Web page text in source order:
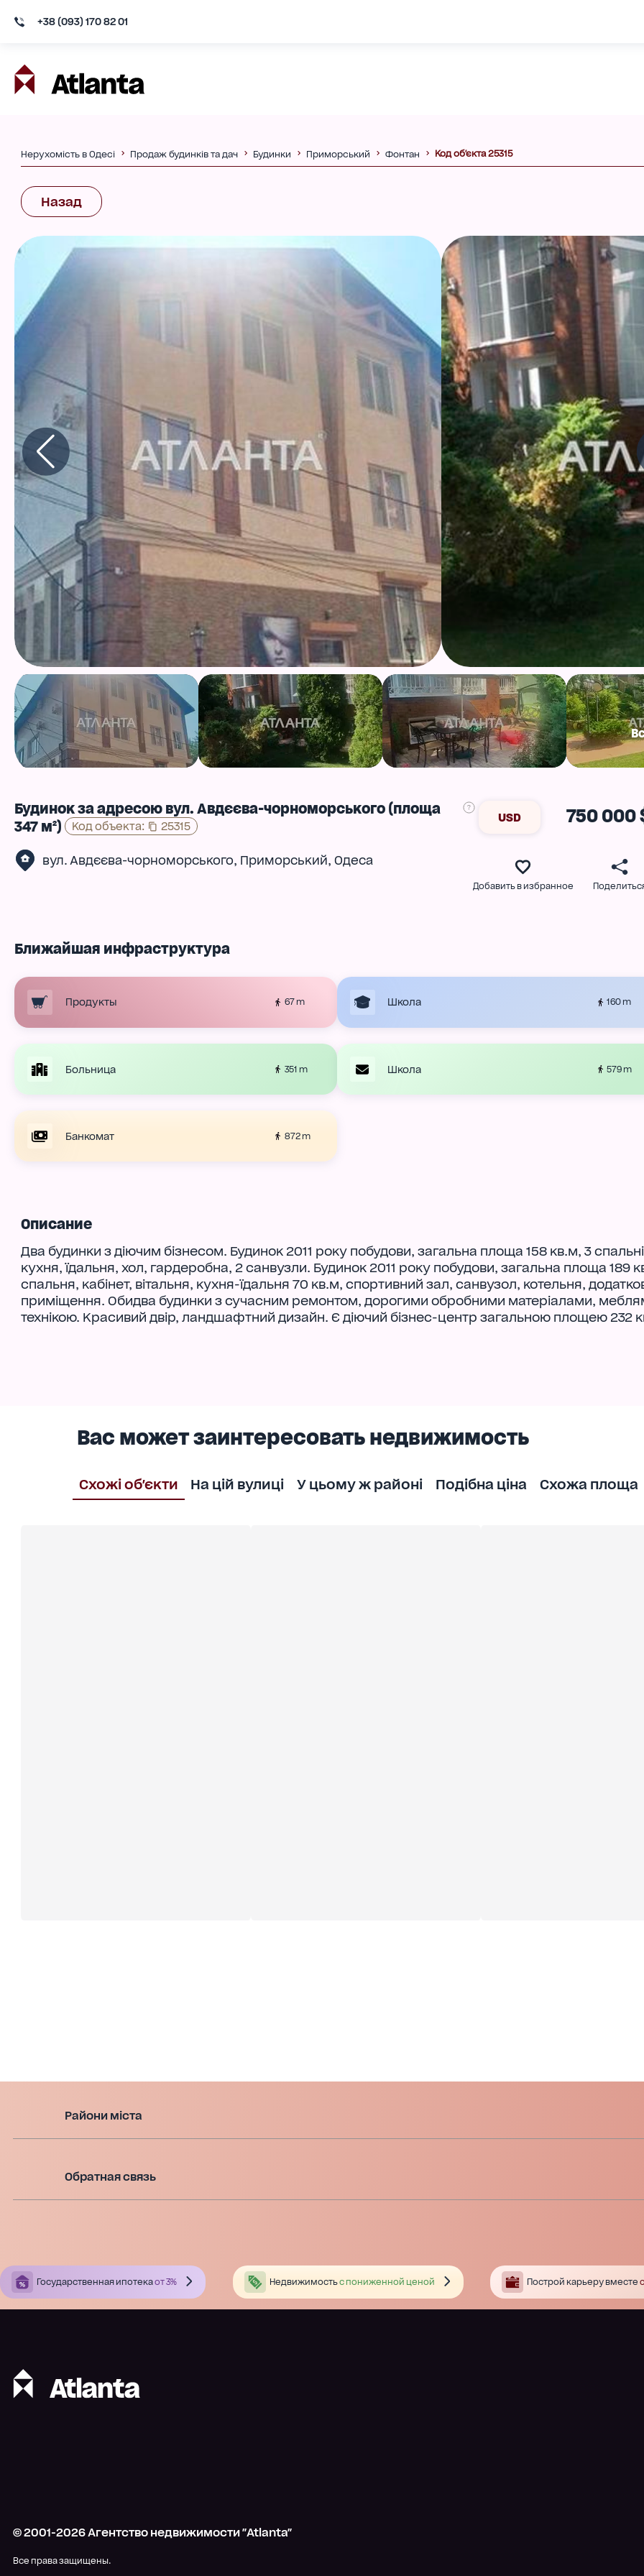
+38 (093) 170 82 01
Нерухомість в Одесі Продаж будинків та дач Будинки Приморський Фонтан Код об'єкта 25315
Назад
Будинок за адресою вул. Авдєєва-чорноморського (площа
347 м²)
Код объекта: 25315
вул. Авдєєва-чорноморського, Приморський, Одеса
USD 750 000
Добавить в избранное
Ближайшая инфраструктура
Продукты 67 m Школа 160 m
Больница 351 m Школа 579 m
Банкомат 872 m
Описание
Два будинки з діючим бізнесом. Будинок 2011 року побудови, загальна площа 158 кв.м, 3
кухня, їдальня, хол, гардеробна, 2 санвузли. Будинок 2011 року побудови, загальна площа 189
спальня, кабінет, вітальня, кухня-їдальня 70 кв.м, спортивний зал, санвузол, котельня,
приміщення. Обидва будинки з сучасним ремонтом, дорогими обробними матеріалами,
технікою. Красивий двір, ландшафтний дизайн. Є діючий бізнес-центр загальною площею 232
Вас может заинтересовать недвижимость
Схожі об'єкти На цій вулиці У цьому ж районі Подібна ціна Схожа площа
Райони міста
Обратная связь
Государственная ипотекаот 3% Недвижимостьс пониженной ценой Построй карьеру вместе
© 2001-2026Агентство недвижимости "Atlanta"
Все права защищены.